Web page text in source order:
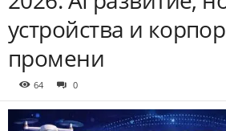
устройства и
промени
64 0